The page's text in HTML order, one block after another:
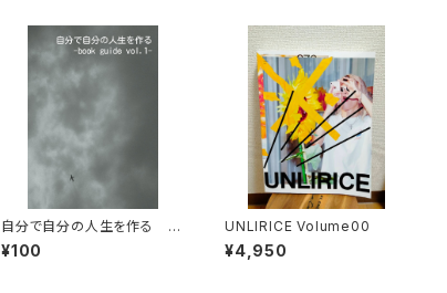
自分で自分の人生を作る -
book guide vol.1-【電子
版】
¥100
UNLIRICE Volume00
¥4,950